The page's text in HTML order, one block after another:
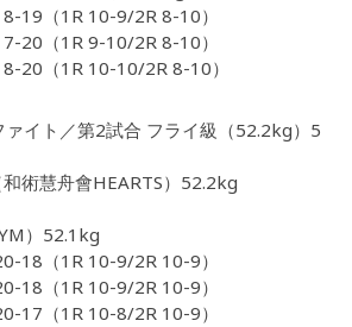
19（1R 10-9/2R 8-10）
1R 9-10/2R 8-10）
1R 10-10/2R 8-10）
ァイト／第2試合 フライ級（52.2kg）5
術慧舟會HEARTS）52.2kg
）52.1kg
18（1R 10-9/2R 10-9）
1R 10-9/2R 10-9）
1R 10-8/2R 10-9）